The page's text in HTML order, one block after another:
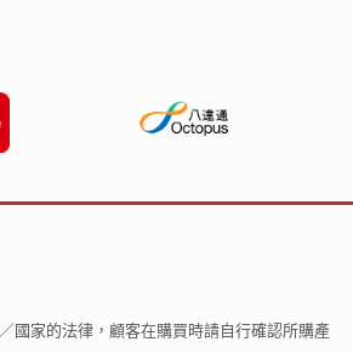
國家的法律，顧客在購買時請自行確認所購產